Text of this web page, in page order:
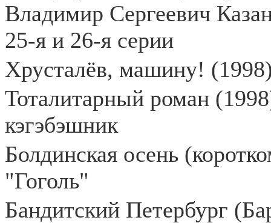
Владимир Сергеевич
25-я и 26-я серии
Хрусталёв, машину!
Тоталитарный роман
кэгэбэшник
Болдинская осень
"Гоголь"
Бандитский Петербург